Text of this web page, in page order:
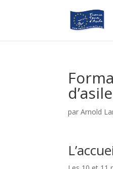
parArnold